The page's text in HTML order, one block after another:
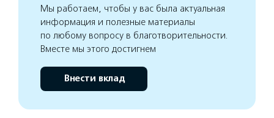
Мы работаем, чтобы у вас была актуальная
информация и полезные материалы
по любому вопросу в благотворительности.
Вместе мы этого достигнем
Внести вклад